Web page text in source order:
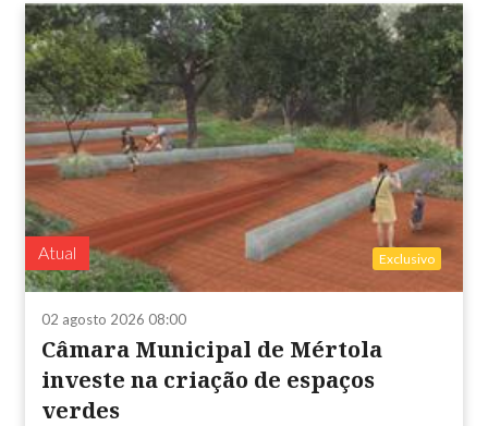
Atual Exclusivo
02 agosto 2026 08:00
Câmara Municipal de Mértola
investe na criação de espaços
verdes